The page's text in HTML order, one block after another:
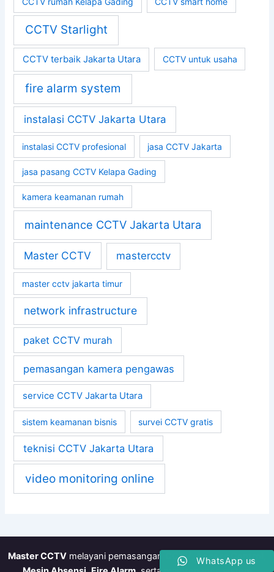
CCTV Starlight
CCTV terbaik Jakarta Utara CCTV untuk usaha
fire alarm system
instalasi CCTV Jakarta Utara
instalasi CCTV profesional jasa CCTV Jakarta
jasa pasang CCTV Kelapa Gading
kamera keamanan rumah
maintenance CCTV Jakarta Utara
Master CCTV mastercctv
master cctv jakarta timur
network infrastructure
paket CCTV murah
pemasangan kamera pengawas
service CCTV Jakarta Utara
sistem keamanan bisnis survei CCTV gratis
teknisi CCTV Jakarta Utara
video monitoring online
Master CCTV melayani pemasangan CCTV Access Control
WhatsApp us